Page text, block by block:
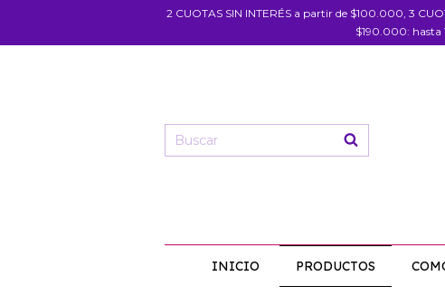
2 CUOTAS SIN INTERÉS a partir de $100.000, 3
$190.000: hasta
INICIO PRODUCTOS